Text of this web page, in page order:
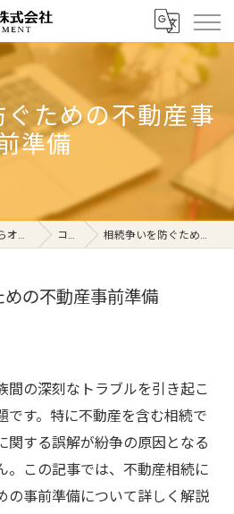
ための不動産事
準備
埼玉県戸田市の不動産ならオルテ地所開発株式会社 コラム 相続争いを防ぐための不動産事前準備
の不動産事前準備
間の深刻なトラブルを引き起こ
です。特に不動産を含む相続で
関する誤解が紛争の原因となる
。この記事では、不動産相続に
の事前準備について詳しく解説